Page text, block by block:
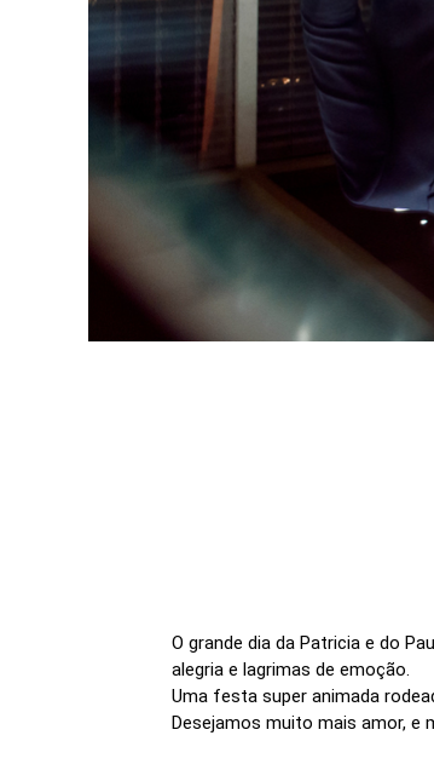
O grande dia da Patricia e do
alegria e lagrimas de emoção.
Uma festa super animada
Desejamos muito mais amor, e